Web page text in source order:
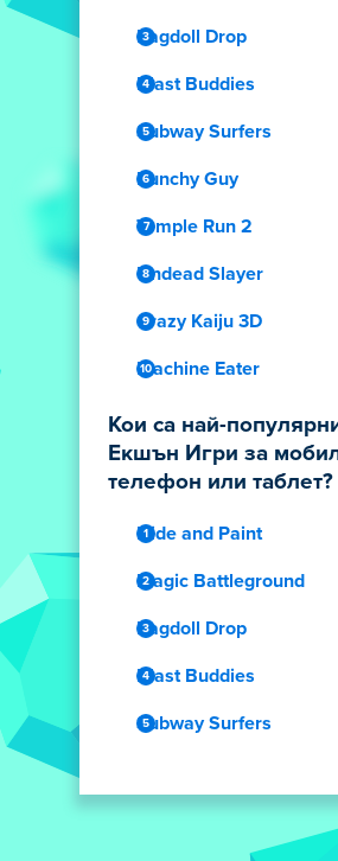
Ragdoll Drop
Blast Buddies
Subway Surfers
Punchy Guy
Temple Run 2
Undead Slayer
Crazy Kaiju 3D
Machine Eater
Кои са най-
Екшън Игри за
телефон или таблет?
Hide and Paint
Magic Battleground
Ragdoll Drop
Blast Buddies
Subway Surfers